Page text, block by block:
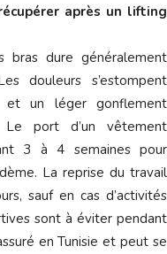
après un lifting
bras dure généralement
douleurs s’estompent
et un léger gonflement
Le port d’un vêtement
3 à 4 semaines pour
La reprise du travail
sauf en cas d’activités
sont à éviter pendant
en Tunisie et peut se